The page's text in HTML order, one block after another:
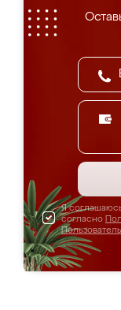
Я
согласно